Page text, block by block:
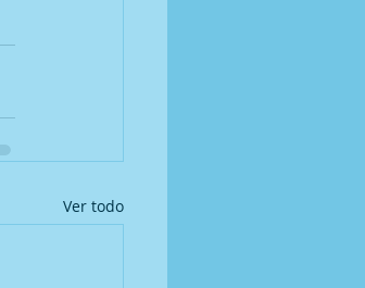
Ver todo